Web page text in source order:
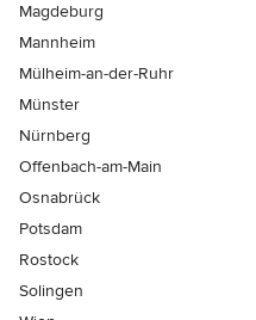
Magdeburg
Mannheim
Mülheim-an-der-Ruhr
Münster
Nürnberg
Offenbach-am-Main
Osnabrück
Potsdam
Rostock
Solingen